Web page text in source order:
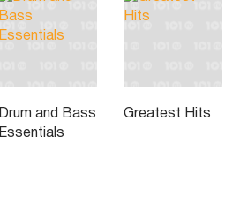
Drum and Bass
Essentials
Greatest Hits